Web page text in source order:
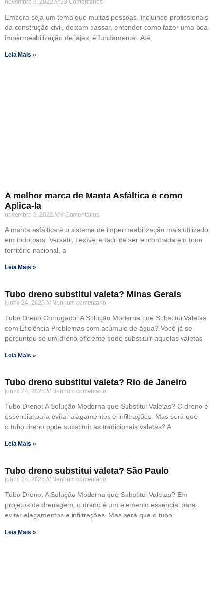
novembro 3, 2022 53 Comentários
Embora seja um tema que muitas pessoas, incluindo profissionais
da construção civil, deixam passar, entender como fazer uma boa
impermeabilização de lajes, é fundamental. Até
Leia Mais »
A melhor marca de Manta Asfáltica e como
Aplica-la
novembro 3, 2022 8 Comentários
A manta asfáltica é o sistema de impermeabilização mais utilizado
em todo país. Versátil, flexível e fácil de ser encontrada em todo
território nacional, a
Leia Mais »
Tubo dreno substitui valeta? Minas Gerais
junho 24, 2025 Nenhum comentário
Tubo Dreno Corrugado: A Solução Moderna que Substitui Valetas
com Eficiência Problemas com acúmulo de água? Você já se
perguntou se um dreno eficiente pode substituir aquelas valetas
Leia Mais »
Tubo dreno substitui valeta? Rio de Janeiro
junho 24, 2025 Nenhum comentário
Tubo Dreno: A Solução Moderna que Substitui Valetas? O dreno é
essencial para evitar alagamentos e infiltrações. Mas será que
o tubo dreno pode substituir as tradicionais valetas? A
Leia Mais »
Tubo dreno substitui valeta? São Paulo
junho 24, 2025 Nenhum comentário
Tubo Dreno: A Solução Moderna que Substitui Valetas? Em
projetos de drenagem, o dreno é um elemento essencial para
evitar alagamentos e infiltrações. Mas será que o tubo
Leia Mais »